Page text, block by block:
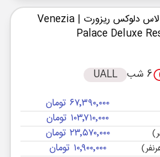
دلوکس ریزورت
| Venezia
Palace Deluxe
6 شب UALL
۶۷٬۳۹۰٬۰۰۰ تومان
۱۰۳٬۷۱۰٬۰۰۰ تومان
۲۳٬۵۷۰٬۰۰۰ تومان
۱۰٬۹۰۰٬۰۰۰ تومان